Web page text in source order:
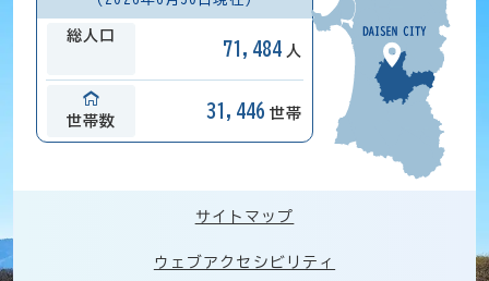
総人口
71,484 人
世帯数
31,446 世帯
サイトマップ
ウェブアクセシビリティ